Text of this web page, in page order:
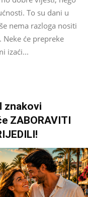
To su dani u
nema razloga nositi
će prepreke
izaći...
znakovi
ZABORAVITI